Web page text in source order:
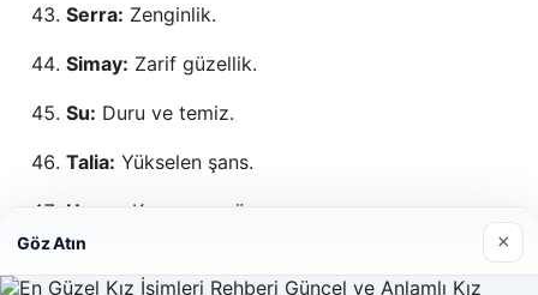
Serra: Zenginlik.
Simay: Zarif güzellik.
Su: Duru ve temiz.
Talia: Yükselen şans.
Umay: Koruyucu güç.
Göz Atın ×